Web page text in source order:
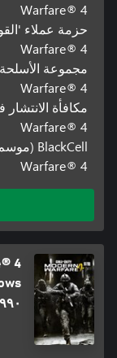
Warfare® 4
Warfare® 4
Warfare® 4
Warfare® 4
Warfare® 4
4